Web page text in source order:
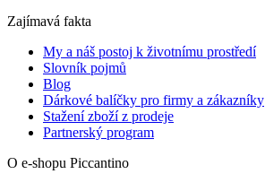
Zajímavá fakta
My a náš postoj k životnímu prostředí
Slovník pojmů
Blog
Dárkové balíčky pro firmy a zákazníky
Stažení zboží z prodeje
Partnerský program
O e-shopu Piccantino